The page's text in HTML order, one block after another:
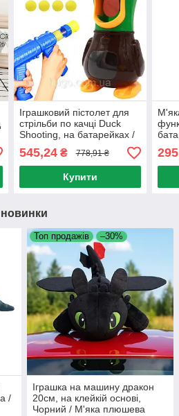
Іграшковий пістолет для
стрільби по качці Duck
Shooting, на батарейках /
Інтерактивний іграшковий
набір
545,24₴ 778,91 ₴
Купити
295
новинки
/
Топ продажів –30%
Іграшка на машину дракон
20см, на клейкій основі,
Чорний / М'яка плюшева